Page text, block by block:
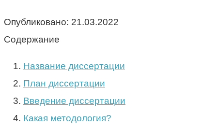
Опубликовано: 21.03.2022
Содержание
Название диссертации
План диссертации
Введение диссертации
Какая методология?